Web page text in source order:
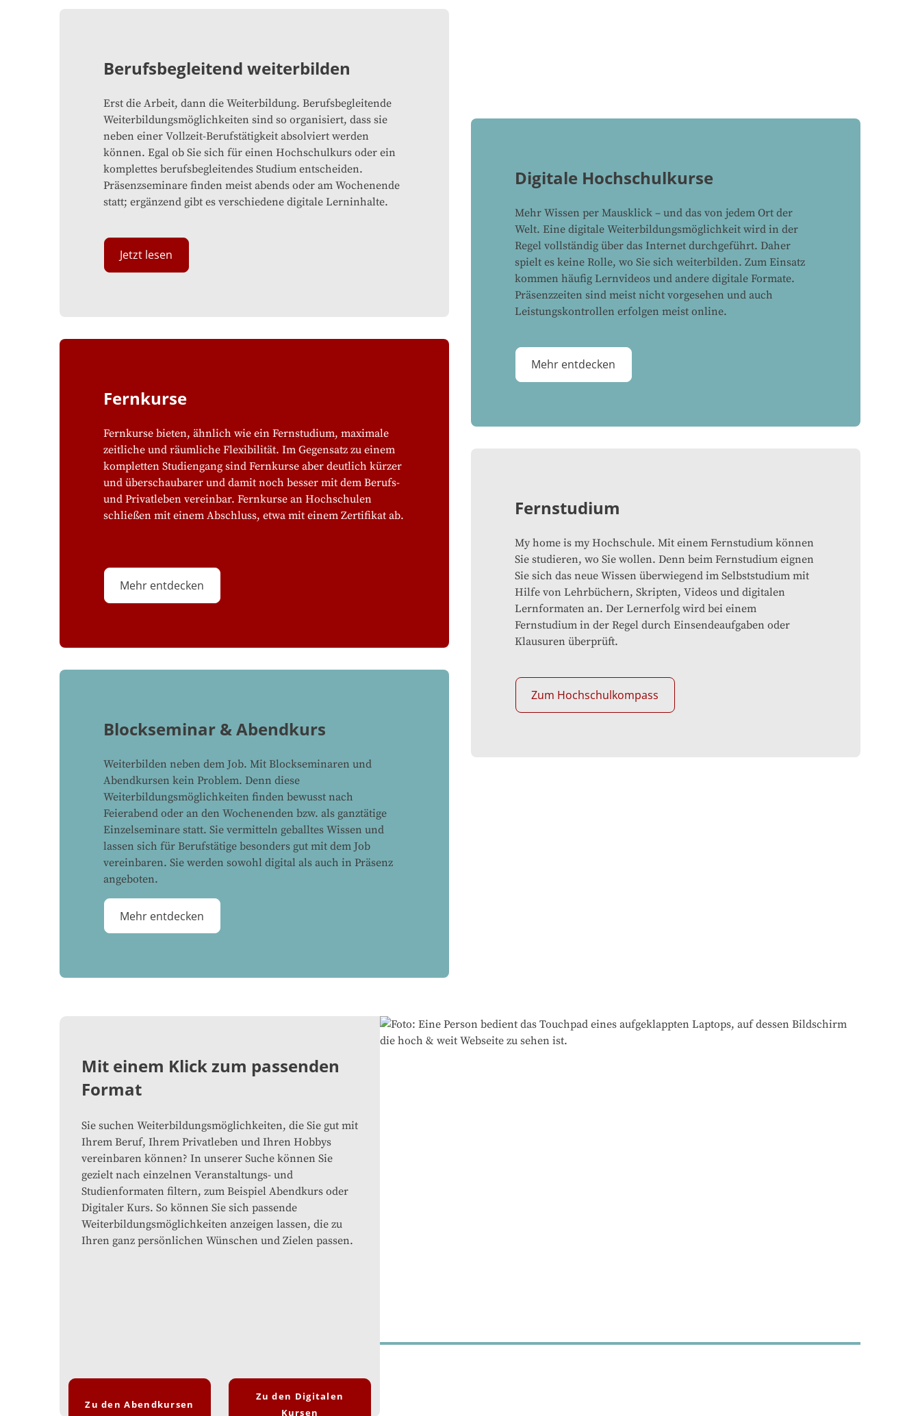
Berufsbegleitend weiterbilden
Erst die Arbeit, dann die Weiterbildung. Berufsbegleitende
Weiterbildungsmöglichkeiten sind so organisiert, dass sie
neben einer Vollzeit-Berufstätigkeit absolviert werden
können. Egal ob Sie sich für einen Hochschulkurs oder ein
komplettes berufsbegleitendes Studium entscheiden.
Präsenzseminare finden meist abends oder am Wochenende
statt; ergänzend gibt es verschiedene digitale Lerninhalte.
Jetzt lesen
Digitale Hochschulkurse
Mehr Wissen per Mausklick – und das von jedem Ort der
Welt. Eine digitale Weiterbildungsmöglichkeit wird in der
Regel vollständig über das Internet durchgeführt. Daher
spielt es keine Rolle, wo Sie sich weiterbilden. Zum Einsatz
kommen häufig Lernvideos und andere digitale Formate.
Präsenzzeiten sind meist nicht vorgesehen und auch
Leistungskontrollen erfolgen meist online.
Mehr entdecken
Fernkurse
Fernkurse bieten, ähnlich wie ein Fernstudium, maximale
zeitliche und räumliche Flexibilität. Im Gegensatz zu einem
kompletten Studiengang sind Fernkurse aber deutlich kürzer
und überschaubarer und damit noch besser mit dem Berufs-
und Privatleben vereinbar. Fernkurse an Hochschulen
schließen mit einem Abschluss, etwa mit einem Zertifikat ab.
Mehr entdecken
Fernstudium
My home is my Hochschule. Mit einem Fernstudium können
Sie studieren, wo Sie wollen. Denn beim Fernstudium eignen
Sie sich das neue Wissen überwiegend im Selbststudium mit
Hilfe von Lehrbüchern, Skripten, Videos und digitalen
Lernformaten an. Der Lernerfolg wird bei einem
Fernstudium in der Regel durch Einsendeaufgaben oder
Klausuren überprüft.
Zum Hochschulkompass
Blockseminar & Abendkurs
Weiterbilden neben dem Job. Mit Blockseminaren und
Abendkursen kein Problem. Denn diese
Weiterbildungsmöglichkeiten finden bewusst nach
Feierabend oder an den Wochenenden bzw. als ganztätige
Einzelseminare statt. Sie vermitteln geballtes Wissen und
lassen sich für Berufstätige besonders gut mit dem Job
vereinbaren. Sie werden sowohl digital als auch in Präsenz
angeboten.
Mehr entdecken
Mit einem Klick zum passenden
Format
Sie suchen Weiterbildungsmöglichkeiten, die Sie gut mit
Ihrem Beruf, Ihrem Privatleben und Ihren Hobbys
vereinbaren können? In unserer Suche können Sie
gezielt nach einzelnen Veranstaltungs- und
Studienformaten filtern, zum Beispiel Abendkurs oder
Digitaler Kurs. So können Sie sich passende
Weiterbildungsmöglichkeiten anzeigen lassen, die zu
Ihren ganz persönlichen Wünschen und Zielen passen.
Zu den Abendkursen
Zu den Digitalen
Kursen